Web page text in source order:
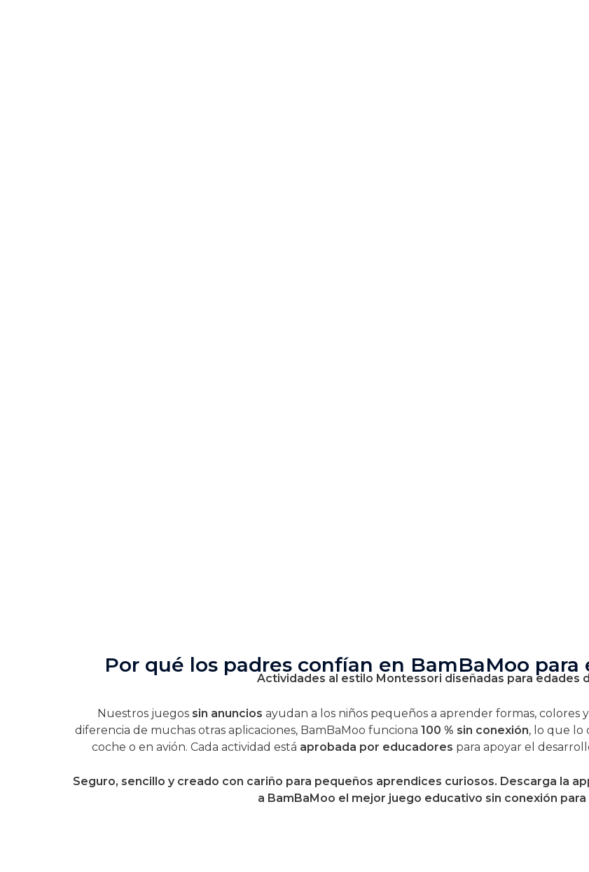
Por qué los padres confían en BamBaMoo
Actividades al estilo Montessori diseñadas para edades
Nuestros juegos sin anuncios ayudan a los niños pequeños a aprender formas,
diferencia de muchas otras aplicaciones, BamBaMoo funciona 100 % sin conexión, lo que lo
coche o en avión. Cada actividad está aprobada por educadores para apoyar el
Seguro, sencillo y creado con cariño para pequeños aprendices curiosos. Descarga la
a BamBaMoo el mejor juego educativo sin conexión